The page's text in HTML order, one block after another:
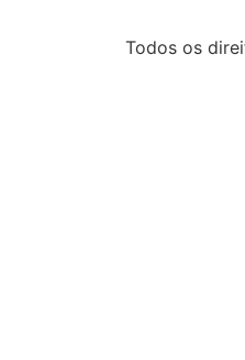
Todos os